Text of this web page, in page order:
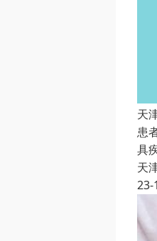
天
患
具
天
23-